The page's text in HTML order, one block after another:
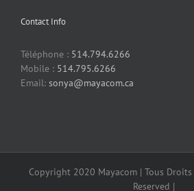
Contact Info
Téléphone : 514.794.6266
Mobile : 514.795.6266
Email: sonya@mayacom.ca
Copyright 2020 Mayacom | Tous Droits
Reserved |